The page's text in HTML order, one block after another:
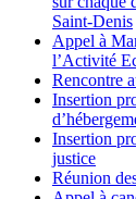
Saint-Denis
Appel à
l’Activité
Rencontre
Insertion
Insertion
justice
Réunion